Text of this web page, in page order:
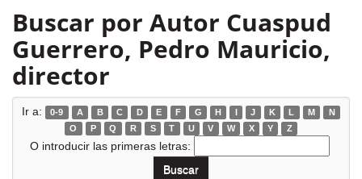
Buscar por Autor Cuaspud
Guerrero, Pedro Mauricio,
director
Ir a: 0-9 A B C D E F G H I J K L M
N
O
P Q R S T U V W X Y Z
O introducir las primeras letras: